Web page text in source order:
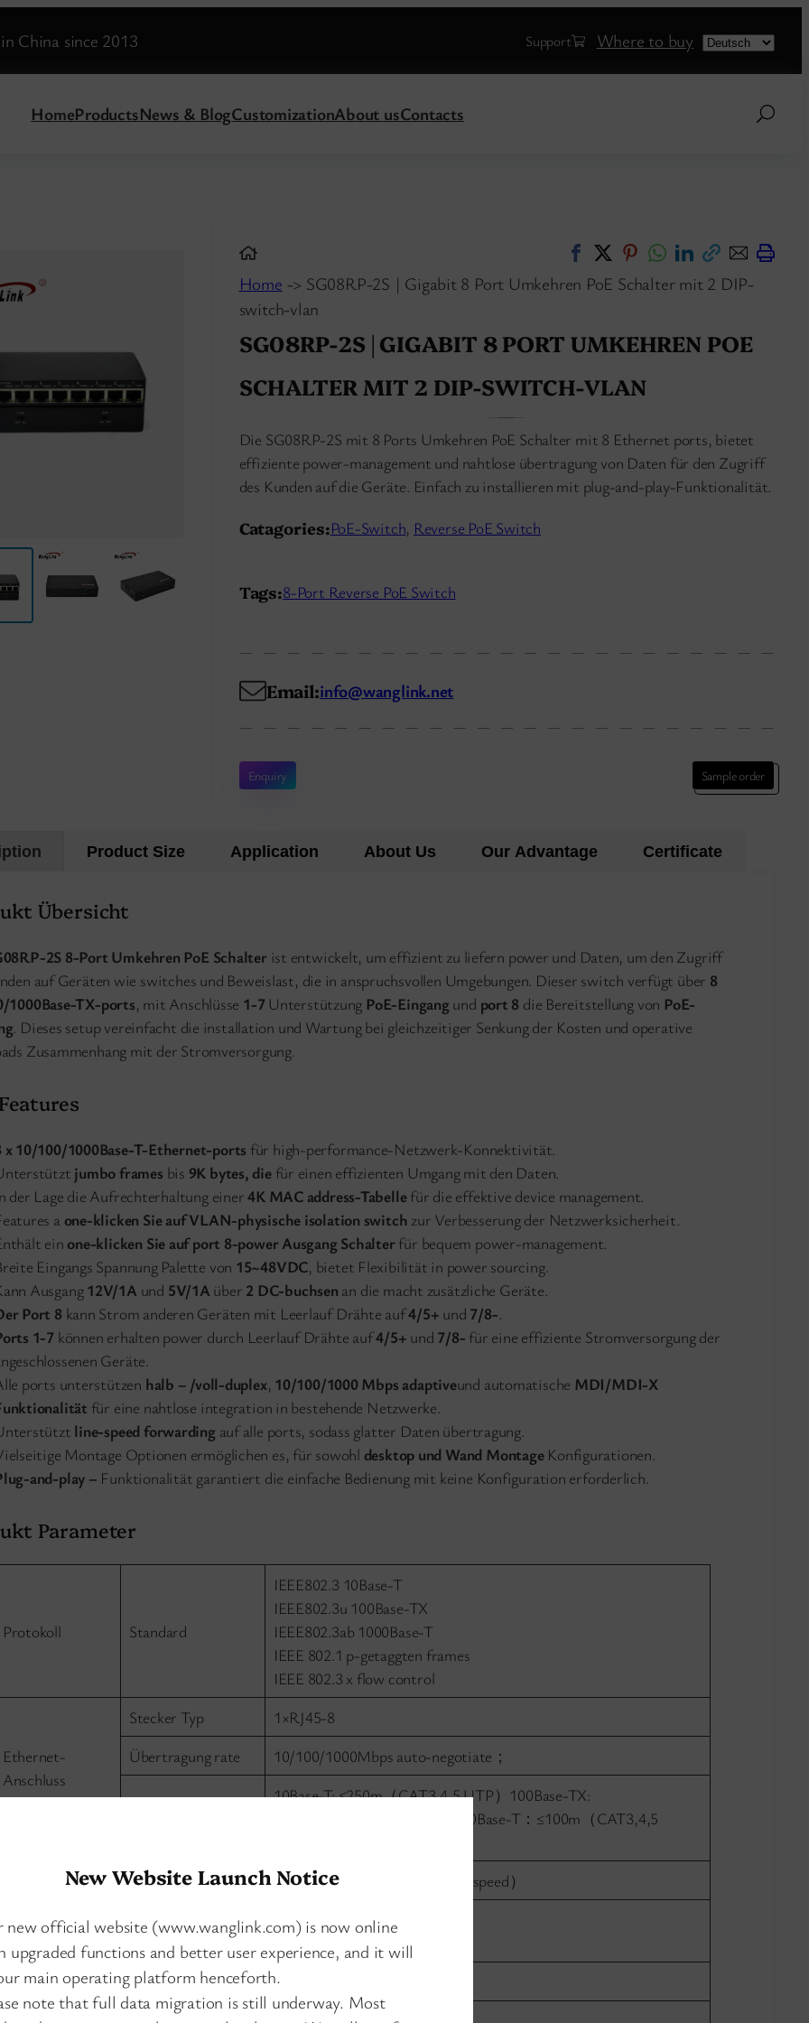
China since 2013 Support Where to buy Choose
HomeProductsNews & BlogCustomizationAbout usContacts
Home -> SG08RP-2S | Gigabit 8 Port Umkehren PoE Schalter mit 2 DIP-
switch-vlan
SG08RP-2S | GIGABIT 8 PORT UMKEHREN POE
SCHALTER MIT 2 DIP-SWITCH-VLAN
Die SG08RP-2S mit 8 Ports Umkehren PoE Schalter mit 8 Ethernet ports, bietet
effiziente power-management und nahtlose übertragung von Daten für den Zugriff
des Kunden auf die Geräte. Einfach zu installieren mit plug-and-play-Funktionalität.
Catagories:PoE-Switch, Reverse PoE Switch
Tags:8-Port Reverse PoE Switch
Email:info@wanglink.net
Enquiry Sample order
Product Size Application About Us Our Advantage Certificate
Übersicht
2S 8-Port Umkehren PoE Schalterist entwickelt, um effizient zu liefern power und Daten, um den Zugriff
auf Geräten wie switches und Beweislast, die in anspruchsvollen Umgebungen. Dieser switch verfügt über 8
1000Base-TX-ports, mit Anschlüsse 1-7 Unterstützung PoE-Eingangund port 8 die Bereitstellung von PoE-
. Dieses setup vereinfacht die installation und Wartung bei gleichzeitiger Senkung der Kosten und operative
Zusammenhang mit der Stromversorgung.
x 10/100/1000Base-T-Ethernet-ports für high-performance-Netzwerk-Konnektivität.
jumbo frames bis 9K bytes, diefür einen effizienten Umgang mit den Daten.
der Lage die Aufrechterhaltung einer4K MAC address-Tabellefür die effektive device management.
a one-klicken Sie auf VLAN-physische isolation switch zur Verbesserung der Netzwerksicherheit.
ein one-klicken Sie auf port 8-power Ausgang Schalterfür bequem power-management.
Eingangs Spannung Palette von 15~48VDC, bietet Flexibilität in power sourcing.
Ausgang12V/1A und 5V/1A über 2 DC-buchsen an die macht zusätzliche Geräte.
Port 8 kann Strom anderen Geräten mit Leerlauf Drähte auf4/5+ und 7/8-.
1-7 können erhalten power durch Leerlauf Drähte auf4/5+ und 7/8- für eine effiziente Stromversorgung der
Geräte.
ports unterstützen halb – /voll-duplex, 10/100/1000 Mbps adaptiveund automatische MDI/MDI-X
für eine nahtlose integration in bestehende Netzwerke.
line-speed forwardingauf alle ports, sodass glatter Daten übertragung.
Montage Optionen ermöglichen es, für sowohl desktop und Wand MontageKonfigurationen.
and-play – Funktionalität garantiert die einfache Bedienung mit keine Konfiguration erforderlich.
Parameter
Protokoll Standard
IEEE802.3 10Base-T
IEEE802.3u 100Base-TX
IEEE802.3ab 1000Base-T
IEEE 802.1 p-getaggten frames
IEEE 802.3 x flow control
Ethernet-
Anschluss
Kennlinie
Stecker Typ
1×RJ45-8
Übertragung rate
10/100/1000Mbps auto-negotiate；
10Base-T: ≤250m（CAT3,4,5 UTP）100Base-TX:
≤100m（CAT3,4,5 UTP）1000Base-T：≤100m（CAT3,4,5
Exchange-
Forward-Methode
Store-and-forward（full-wire-speed）
Übertragung
Modus
Halb/Voll-duplex adaptive
MAC Adresse Tisch
4K
New Website Launch Notice
new official website (www.wanglink.com) is now online
upgraded functions and better user experience, and it will
main operating platform henceforth.
note that full data migration is still underway. Most